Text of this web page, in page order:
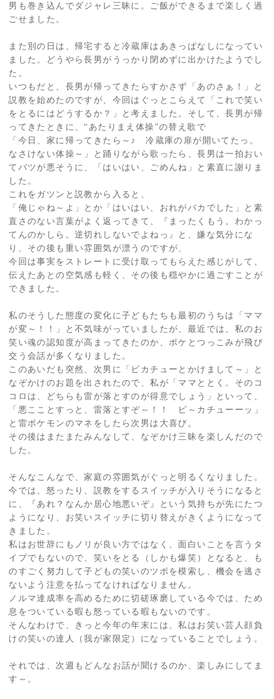
男も巻き込んでダジャレ三昧に。ご飯ができるまで楽しく過
ごせました。
また別の日は、帰宅すると冷蔵庫はあきっぱなしになってい
ました。どうやら長男がうっかり閉めずに出かけたようでし
た。
いつもだと、長男が帰ってきたらすかさず「あのさぁ！」と
説教を始めたのですが、今回はぐっとこらえて「これで笑い
をとるにはどうするか？」と考えました。そして、長男が帰
ってきたときに、“あたりまえ体操”の替え歌で
「今日、家に帰ってきたら～♪ 冷蔵庫の扉が開いてたっ。
なさけない体操～」と踊りながら歌ったら、長男は一拍おい
てバツが悪そうに、「はいはい、ごめんね」と素直に謝りま
した。
これをガツンと説教から入ると、
「俺じゃね～よ」とか「はいはい、おれがバカでした」と素
直さのない言葉がよく返ってきて、『まったくもう。わかっ
てんのかしら。逆切れしないでよねっ』と、嫌な気分にな
り、その後も重い雰囲気が漂うのですが、
今回は事実をストレートに受け取ってもらえた感じがして、
伝えたあとの空気感も軽く、その後も穏やかに過ごすことが
できました。
私のそうした態度の変化に子どもたちも最初のうちは「ママ
が変～！！」と不気味がっていましたが、最近では、私のお
笑い魂の認知度が高まってきたのか、ボケとつっこみが飛び
交う会話が多くなりました。
このあいだも突然、次男に「ピカチューとかけまして～」と
なぞかけのお題を出されたので、私が「ママととく。そのコ
コロは、どちらも雷が落とすのが得意でしょう」といって、
「悪こことすっと、雷落とすぞ～！！ ピ～カチューーッ」
と雷ポケモンのマネをしたら次男は大喜び。
その後はまたまたみんなして、なぞかけ三昧を楽しんだので
した。
そんなこんなで、家庭の雰囲気がぐっと明るくなりました。
今では、怒ったり、説教をするスイッチが入りそうになると
に、『あれ？なんか居心地悪いぞ』という気持ちが先にたつ
ようになり、お笑いスイッチに切り替えがきくようになって
きました。
私はお世辞にもノリが良い方ではなく、面白いことを言うタ
イプでもないので、笑いをとる（しかも爆笑）となると、も
のすごく努力して子どもの笑いのツボを模索し、機会を逃さ
ないよう注意を払ってなければなりません。
ノルマ達成率を高めるために切磋琢磨している今では、ため
息をついている暇も怒っている暇もないのです。
そんなわけで、きっと今年の年末には、私はお笑い芸人顔負
けの笑いの達人（我が家限定）になっていることでしょう。
それでは、次週もどんなお話が聞けるのか、楽しみにしてま
す～。